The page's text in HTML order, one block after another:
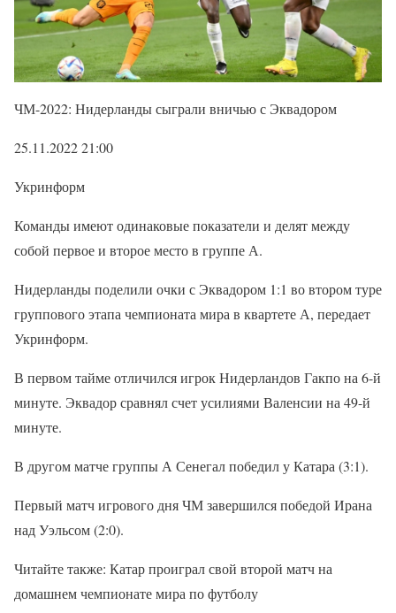
ЧМ-2022: Нидерланды сыграли вничью с Эквадором
25.11.2022 21:00
Укринформ
Команды имеют одинаковые показатели и делят между
собой первое и второе место в группе А.
Нидерланды поделили очки с Эквадором 1:1 во втором туре
группового этапа чемпионата мира в квартете А, передает
Укринформ.
В первом тайме отличился игрок Нидерландов Гакпо на 6-й
минуте. Эквадор сравнял счет усилиями Валенсии на 49-й
минуте.
В другом матче группы А Сенегал победил у Катара (3:1).
Первый матч игрового дня ЧМ завершился победой Ирана
над Уэльсом (2:0).
Читайте также: Катар проиграл свой второй матч на
домашнем чемпионате мира по футболу